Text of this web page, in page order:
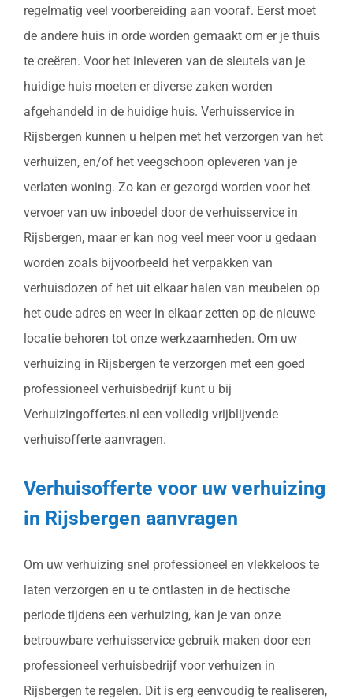
regelmatig veel voorbereiding aan vooraf. Eerst moet
de andere huis in orde worden gemaakt om er je thuis
te creëren. Voor het inleveren van de sleutels van je
huidige huis moeten er diverse zaken worden
afgehandeld in de huidige huis. Verhuisservice in
Rijsbergen kunnen u helpen met het verzorgen van het
verhuizen, en/of het veegschoon opleveren van je
verlaten woning. Zo kan er gezorgd worden voor het
vervoer van uw inboedel door de verhuisservice in
Rijsbergen, maar er kan nog veel meer voor u gedaan
worden zoals bijvoorbeeld het verpakken van
verhuisdozen of het uit elkaar halen van meubelen op
het oude adres en weer in elkaar zetten op de nieuwe
locatie behoren tot onze werkzaamheden. Om uw
verhuizing in Rijsbergen te verzorgen met een goed
professioneel verhuisbedrijf kunt u bij
Verhuizingoffertes.nl een volledig vrijblijvende
verhuisofferte aanvragen.
Verhuisofferte voor uw verhuizing
in Rijsbergen aanvragen
Om uw verhuizing snel professioneel en vlekkeloos te
laten verzorgen en u te ontlasten in de hectische
periode tijdens een verhuizing, kan je van onze
betrouwbare verhuisservice gebruik maken door een
professioneel verhuisbedrijf voor verhuizen in
Rijsbergen te regelen. Dit is erg eenvoudig te realiseren,